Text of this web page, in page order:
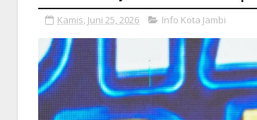
Kamis, Juni 25, 2026 Info Kota Jambi